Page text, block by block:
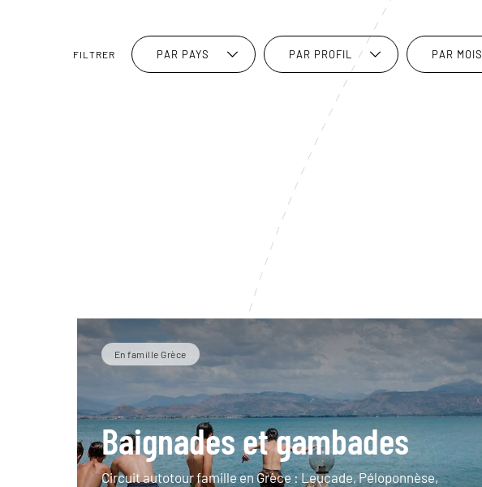
FILTRER PAR PAYS PAR PROFIL PAR MOIS
En famille Grèce
Baignades et gambades
Circuit autotour famille en Grèce : Leucade, Péloponnèse,